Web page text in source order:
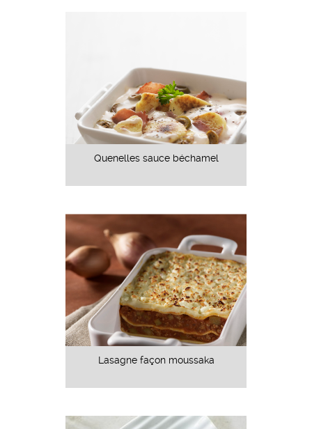
Quenelles sauce béchamel
Lasagne façon moussaka